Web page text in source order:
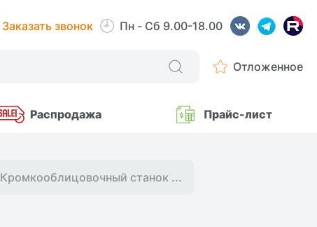
Заказать звонок Пн - Сб 9.00-18.00
Отложенное
Распродажа Прайс-лист
Кромкооблицовочный станок ...